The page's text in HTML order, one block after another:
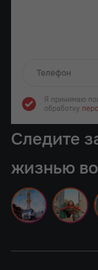
Я принимаю
обработку
Следите
жизнью